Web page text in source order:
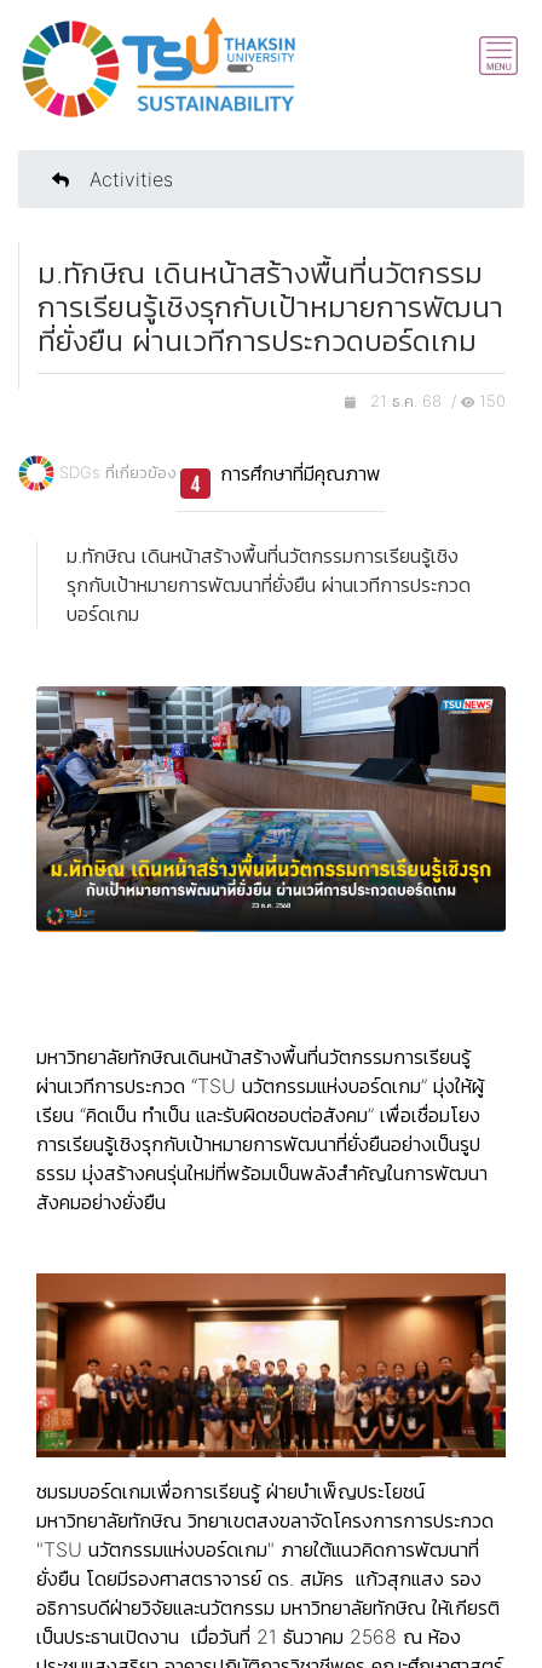
Activities
ม.ทักษิณ เดินหน้าสร้างพื้นที่นวัตกรรม
การเรียนรู้เชิงรุกกับเป้าหมายการพัฒนา
ที่ยั่งยืน ผ่านเวทีการประกวดบอร์ดเกม
21 ธ.ค. 68 / 150
SDGs ที่เกี่ยวข้อง การศึกษาที่มีคุณภาพ
ม.ทักษิณ เดินหน้าสร้างพื้นที่นวัตกรรมการเรียนรู้เชิง
รุกกับเป้าหมายการพัฒนาที่ยั่งยืน ผ่านเวทีการประกวด
บอร์ดเกม
มหาวิทยาลัยทักษิณเดินหน้าสร้างพื้นที่นวัตกรรมการเรียนรู้
ผ่านเวทีการประกวด “TSU นวัตกรรมแห่งบอร์ดเกม” มุ่งให้ผู้
เรียน “คิดเป็น ทำเป็น และรับผิดชอบต่อสังคม” เพื่อเชื่อมโยง
การเรียนรู้เชิงรุกกับเป้าหมายการพัฒนาที่ยั่งยืนอย่างเป็นรูป
ธรรม มุ่งสร้างคนรุ่นใหม่ที่พร้อมเป็นพลังสำคัญในการพัฒนา
สังคมอย่างยั่งยืน
ชมรมบอร์ดเกมเพื่อการเรียนรู้ ฝ่ายบำเพ็ญประโยชน์
มหาวิทยาลัยทักษิณ วิทยาเขตสงขลาจัดโครงการการประกวด
"TSU นวัตกรรมแห่งบอร์ดเกม" ภายใต้แนวคิดการพัฒนาที่
ยั่งยืน โดยมีรองศาสตราจารย์ ดร. สมัคร แก้วสุกแสง รอง
อธิการบดีฝ่ายวิจัยและนวัตกรรม มหาวิทยาลัยทักษิณ ให้เกียรติ
เป็นประธานเปิดงาน เมื่อวันที่ 21 ธันวาคม 2568 ณ ห้อง